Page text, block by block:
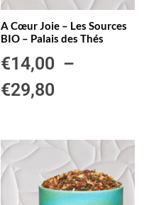
A Cœur Joie – Les Sources
BIO – Palais des Thés
€14,00 –
€29,80